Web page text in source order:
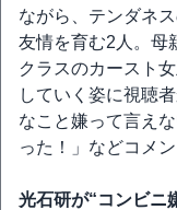
ながら、テンダネ
友情を育む2人。母
クラスのカースト
していく姿に視聴
なこと嫌って言え
った！」などコメ
光石研が“コンビニ